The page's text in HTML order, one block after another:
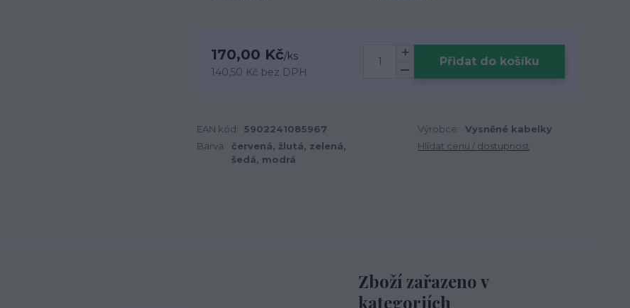
170,00 Kč/ks
140,50 Kč bez DPH
Přidat do košíku
EAN kód: 5902241085967 Výrobce: Vysněné kabelky
Barva:
červená, žlutá, zelená,
šedá, modrá
Hlídat cenu / dostupnost
Zboží zařazeno v
kategoriích